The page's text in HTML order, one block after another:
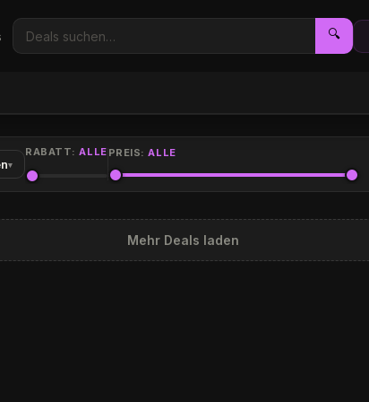
🔍
▾
RABATT:ALLE PREIS:ALLE
Mehr Deals laden